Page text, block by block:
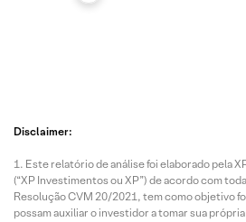
Disclaimer:
Este relatório de análise foi elaborado pela
(“XP Investimentos ou XP”) de acordo com
Resolução CVM 20/2021, tem como objetivo
possam auxiliar o investidor a tomar sua